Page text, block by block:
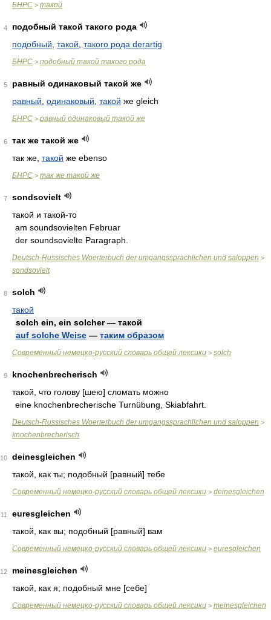
БНРС > такой
4
подобный такой такого рода
подобный такой такого рода derartig
БНРС > подобный такой такого рода
5
равный одинаковый такой же
равный одинаковый такой же gleich
БНРС > равный одинаковый такой же
6
так же такой же
так же, такой же ebenso
БНРС > так же такой же
7
sondsovielt
такой и такой-то
am soundsovielten Februar
der soundsovielte Paragraph.
Deutsch-Russisches Woerterbuch der umgangssprachlichen und saloppen >
sondsovielt
8
solch
такой
solch ein, ein solcher — такой
auf solche Weise — таким образом
Современный немецко-русский словарь общей лексики > solch
9
knochenbrecherisch
такой, что голову [шею] сломать можно
eine knochenbrecherische Turnübung, Skiabfahrt.
Deutsch-Russisches Woerterbuch der umgangssprachlichen und saloppen >
knochenbrecherisch
10
deinesgleichen
такой, как ты; подобный [равный] тебе
Современный немецко-русский словарь общей лексики > deinesgleichen
11
euresgleichen
такой, как вы; подобный [равный] вам
Современный немецко-русский словарь общей лексики > euresgleichen
12
meinesgleichen
такой, как я; подобный мне [себе]
Современный немецко-русский словарь общей лексики > meinesgleichen